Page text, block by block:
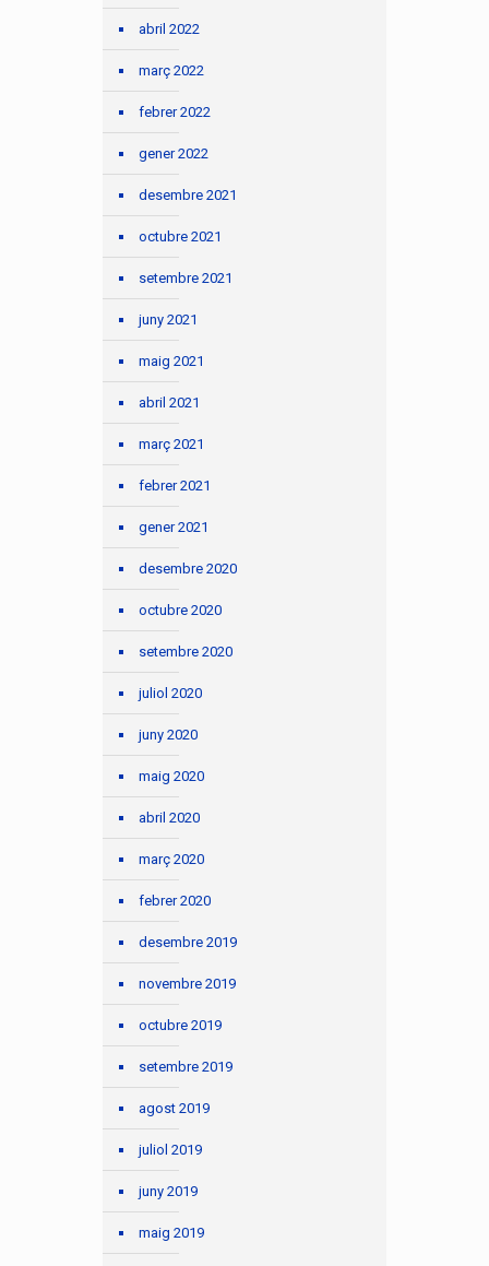
abril 2022
març 2022
febrer 2022
gener 2022
desembre 2021
octubre 2021
setembre 2021
juny 2021
maig 2021
abril 2021
març 2021
febrer 2021
gener 2021
desembre 2020
octubre 2020
setembre 2020
juliol 2020
juny 2020
maig 2020
abril 2020
març 2020
febrer 2020
desembre 2019
novembre 2019
octubre 2019
setembre 2019
agost 2019
juliol 2019
juny 2019
maig 2019